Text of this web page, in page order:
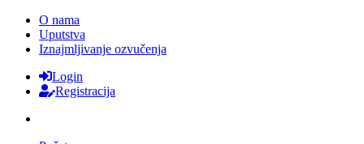
O nama
Uputstva
Iznajmljivanje ozvučenja
Login
Registracija